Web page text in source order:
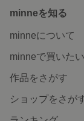
minneを知る
minneについて
minneで買いたい
作品をさがす
ショップをさが